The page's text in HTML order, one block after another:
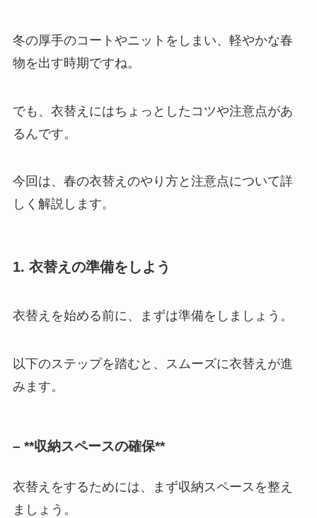
冬の厚手のコートやニットをしまい、軽やかな春
物を出す時期ですね。
でも、衣替えにはちょっとしたコツや注意点があ
るんです。
今回は、春の衣替えのやり方と注意点について詳
しく解説します。
1. 衣替えの準備をしよう
衣替えを始める前に、まずは準備をしましょう。
以下のステップを踏むと、スムーズに衣替えが進
みます。
– **収納スペースの確保**
衣替えをするためには、まず収納スペースを整え
ましょう。